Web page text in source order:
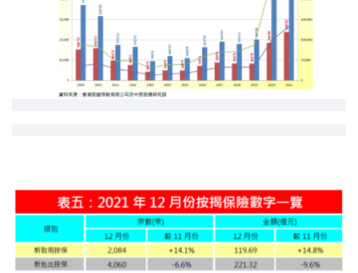
火險、家居、寵物保險
網上申請按揭轉介
條款及細則